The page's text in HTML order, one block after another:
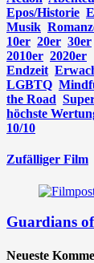
Epos/Historie
Musik
10er 20er 30er
2010er 2020er
Endzeit
LGBTQ
the Road
höchste
10/10
Zufälliger Film
Guardians
Neueste